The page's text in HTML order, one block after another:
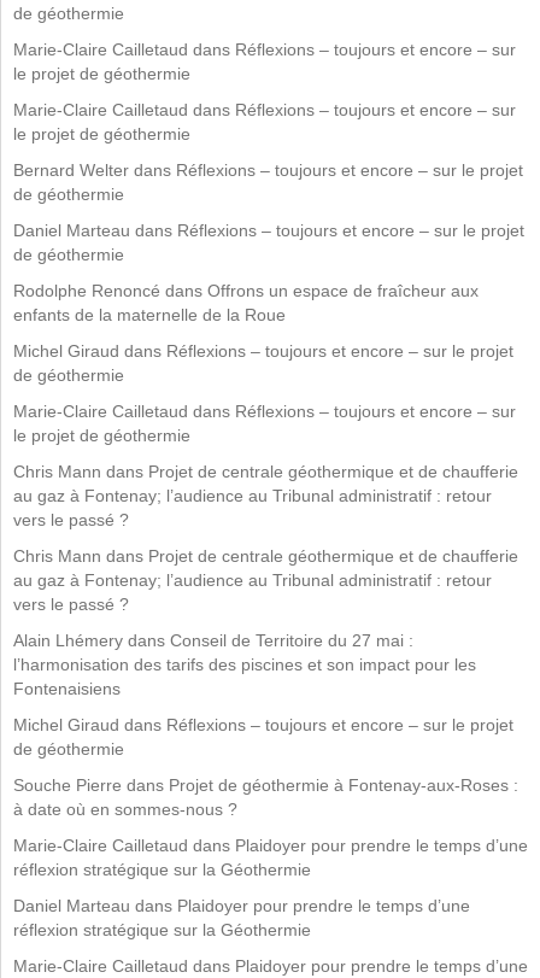
de géothermie
Marie-Claire Cailletaud dans Réflexions – toujours et encore – sur
le projet de géothermie
Marie-Claire Cailletaud dans Réflexions – toujours et encore – sur
le projet de géothermie
Bernard Welter dans Réflexions – toujours et encore – sur le projet
de géothermie
Daniel Marteau dans Réflexions – toujours et encore – sur le projet
de géothermie
Rodolphe Renoncé dans Offrons un espace de fraîcheur aux
enfants de la maternelle de la Roue
Michel Giraud dans Réflexions – toujours et encore – sur le projet
de géothermie
Marie-Claire Cailletaud dans Réflexions – toujours et encore – sur
le projet de géothermie
Chris Mann dans Projet de centrale géothermique et de chaufferie
au gaz à Fontenay; l’audience au Tribunal administratif : retour
vers le passé ?
Chris Mann dans Projet de centrale géothermique et de chaufferie
au gaz à Fontenay; l’audience au Tribunal administratif : retour
vers le passé ?
Alain Lhémery dans Conseil de Territoire du 27 mai :
l’harmonisation des tarifs des piscines et son impact pour les
Fontenaisiens
Michel Giraud dans Réflexions – toujours et encore – sur le projet
de géothermie
Souche Pierre dans Projet de géothermie à Fontenay-aux-Roses :
à date où en sommes-nous ?
Marie-Claire Cailletaud dans Plaidoyer pour prendre le temps d’une
réflexion stratégique sur la Géothermie
Daniel Marteau dans Plaidoyer pour prendre le temps d’une
réflexion stratégique sur la Géothermie
Marie-Claire Cailletaud dans Plaidoyer pour prendre le temps d’une